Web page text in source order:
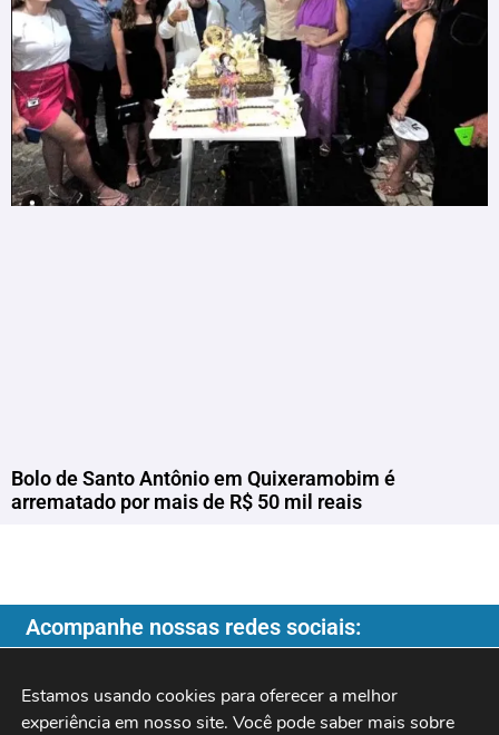
Bolo de Santo Antônio em Quixeramobim é
arrematado por mais de R$ 50 mil reais
Acompanhe nossas redes sociais:
Estamos usando cookies para oferecer a melhor
experiência em nosso site. Você pode saber mais sobre